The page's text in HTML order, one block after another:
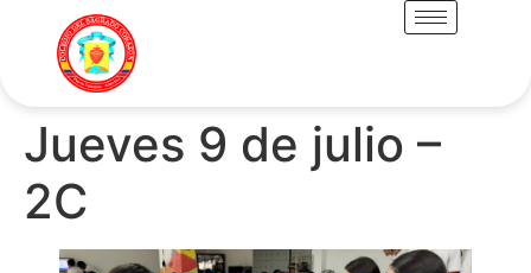
Jueves 9 de julio –
2C